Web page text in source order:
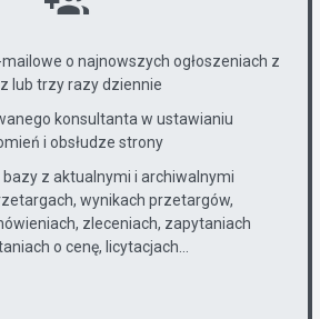
o najnowszych ogłoszeniach z
lub trzy razy dziennie
konsultanta w ustawianiu
i obsłudze strony
bazy z aktualnymi i archiwalnymi
wynikach przetargów,
zleceniach, zapytaniach
o cenę, licytacjach...